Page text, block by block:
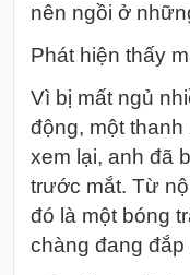
nên ngồi ở
Phát hiện thấy
Vì bị mất ngủ
động, một
xem lại, anh đã
trước mắt. Từ
đó là một bóng
chàng đang